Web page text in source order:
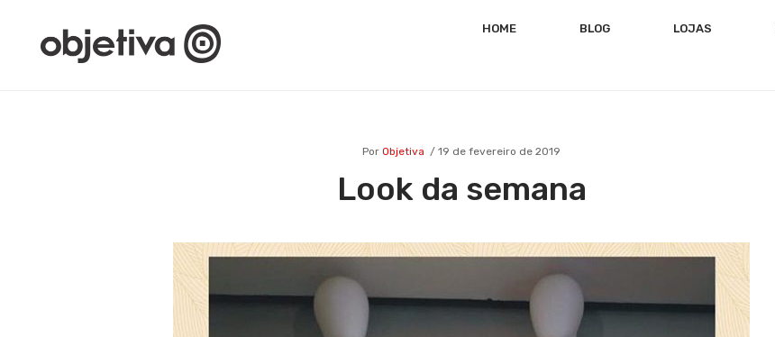
HOME BLOG LOJAS
PorObjetiva 19 de fevereiro de 2019
Look da semana